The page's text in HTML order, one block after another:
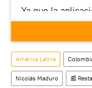
Ya que la
este enlace
También
América Latina
Nicolás Maduro 📰